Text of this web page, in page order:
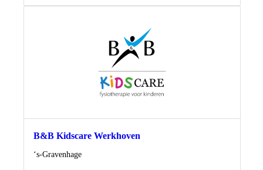
B&B Kidscare Werkhoven
Locatie
‘s-Gravenhage